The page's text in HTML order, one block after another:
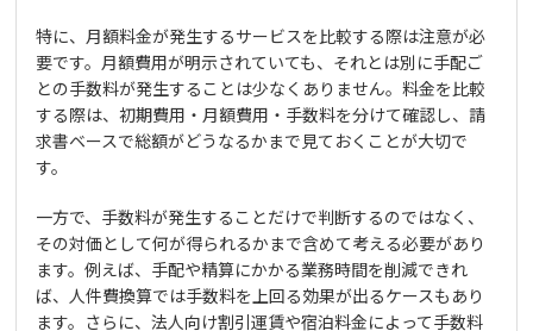
特に、月額料金が発生するサービスを比較する際は注意が必
要です。月額費用が明示されていても、それとは別に手配ご
との手数料が発生することは少なくありません。料金を比較
する際は、初期費用・月額費用・手数料を分けて確認し、請
求書ベースで総額がどうなるかまで見ておくことが大切で
す。
一方で、手数料が発生することだけで判断するのではなく、
その対価として何が得られるかまで含めて考える必要があり
ます。例えば、手配や精算にかかる業務時間を削減できれ
ば、人件費換算では手数料を上回る効果が出るケースもあり
ます。さらに、法人向け割引運賃や宿泊料金によって手数料